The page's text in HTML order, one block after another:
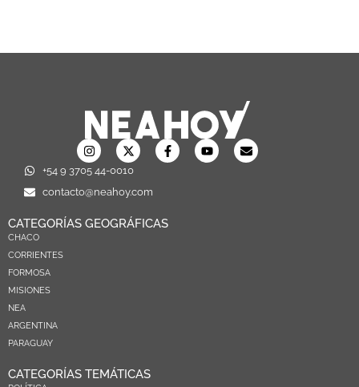
+54 9 3705 44-0010
contacto@neahoy.com
CATEGORÍAS GEOGRÁFICAS
CHACO
CORRIENTES
FORMOSA
MISIONES
NEA
ARGENTINA
PARAGUAY
CATEGORÍAS TEMÁTICAS